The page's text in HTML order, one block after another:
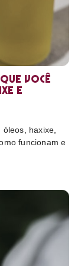
você
e
haxixe,
funcionam e